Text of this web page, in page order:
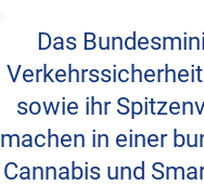
Das
sowie ihr
machen in einer
Cannabis und